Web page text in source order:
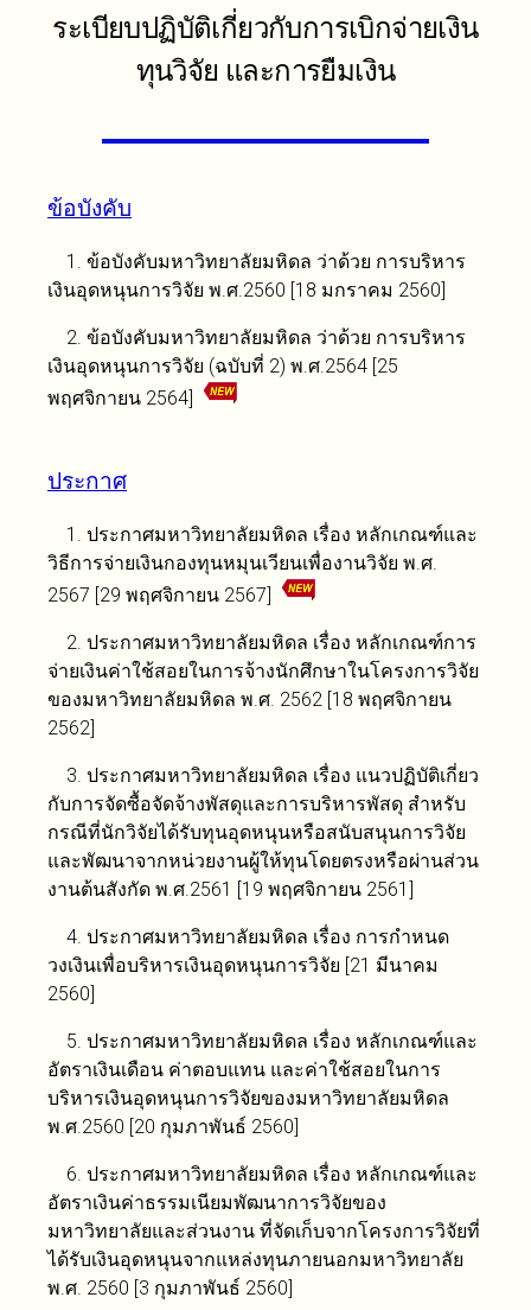
ระเบียบปฏิบัติเกี่ยวกับการเบิกจ่ายเงิน
ทุนวิจัย และการยืมเงิน
ข้อบังคับ
1. ข้อบังคับมหาวิทยาลัยมหิดล ว่าด้วย การบริหาร
เงินอุดหนุนการวิจัย พ.ศ.2560 [18 มกราคม 2560]
2. ข้อบังคับมหาวิทยาลัยมหิดล ว่าด้วย การบริหาร
เงินอุดหนุนการวิจัย (ฉบับที่ 2) พ.ศ.2564 [25
พฤศจิกายน 2564]
ประกาศ
1. ประกาศมหาวิทยาลัยมหิดล เรื่อง หลักเกณฑ์และ
วิธีการจ่ายเงินกองทุนหมุนเวียนเพื่องานวิจัย พ.ศ.
2567 [29 พฤศจิกายน 2567]
2. ประกาศมหาวิทยาลัยมหิดล เรื่อง หลักเกณฑ์การ
จ่ายเงินค่าใช้สอยในการจ้างนักศึกษาในโครงการวิจัย
ของมหาวิทยาลัยมหิดล พ.ศ. 2562 [18 พฤศจิกายน
2562]
3. ประกาศมหาวิทยาลัยมหิดล เรื่อง แนวปฏิบัติเกี่ยว
กับการจัดซื้อจัดจ้างพัสดุและการบริหารพัสดุ สำหรับ
กรณีที่นักวิจัยได้รับทุนอุดหนุนหรือสนับสนุนการวิจัย
และพัฒนาจากหน่วยงานผู้ให้ทุนโดยตรงหรือผ่านส่วน
งานต้นสังกัด พ.ศ.2561 [19 พฤศจิกายน 2561]
4. ประกาศมหาวิทยาลัยมหิดล เรื่อง การกำหนด
วงเงินเพื่อบริหารเงินอุดหนุนการวิจัย [21 มีนาคม
2560]
5. ประกาศมหาวิทยาลัยมหิดล เรื่อง หลักเกณฑ์และ
อัตราเงินเดือน ค่าตอบแทน และค่าใช้สอยในการ
บริหารเงินอุดหนุนการวิจัยของมหาวิทยาลัยมหิดล
พ.ศ.2560 [20 กุมภาพันธ์ 2560]
6. ประกาศมหาวิทยาลัยมหิดล เรื่อง หลักเกณฑ์และ
อัตราเงินค่าธรรมเนียมพัฒนาการวิจัยของ
มหาวิทยาลัยและส่วนงาน ที่จัดเก็บจากโครงการวิจัยที่
ได้รับเงินอุดหนุนจากแหล่งทุนภายนอกมหาวิทยาลัย
พ.ศ. 2560 [3 กุมภาพันธ์ 2560]